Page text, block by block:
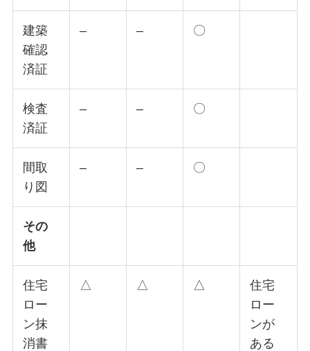
建築
確認
済証
– – 〇
検査
済証
– – 〇
間取
り図
– – 〇
その
他
住宅
ロー
ン抹
消書
△ △ △
住宅
ロー
ンが
ある